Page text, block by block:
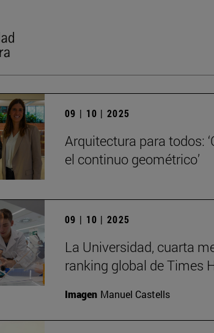
09 | 10 | 2025
Arquitectura para todos:
el continuo geométrico’
09 | 10 | 2025
La Universidad, cuarta
ranking global de Times
Imagen Manuel Castells